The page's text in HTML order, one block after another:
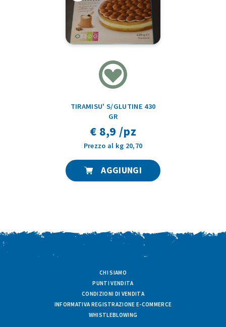
TIRAMISU' S/GLUTINE 430
GR
€ 8,9 /pz
Prezzo al kg 20,70
AGGIUNGI
CHI SIAMO
PUNTI VENDITA
CONDIZIONI DI VENDITA
INFORMATIVA REGISTRAZIONE E-COMMERCE
WHISTLEBLOWING